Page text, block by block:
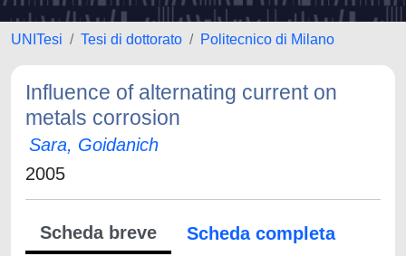
UNITesi Tesi di dottorato Politecnico di Milano
Influence of alternating current on
metals corrosion
Sara, Goidanich
2005
Scheda breve
Scheda completa